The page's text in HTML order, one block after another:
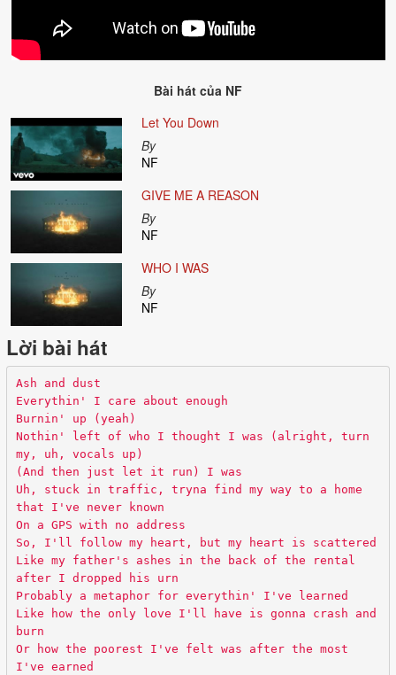
Bài hát của NF
Let You Down
By
NF
GIVE ME A REASON
By
NF
WHO I WAS
By
NF
Lời bài hát
Ash and dust
Everythin' I care about enough
Burnin' up (yeah)
Nothin' left of who I thought I was (alright, turn
my, uh, vocals up)
(And then just let it run) I was
Uh, stuck in traffic, tryna find my way to a home
that I've never known
On a GPS with no address
So, I'll follow my heart, but my heart is scattered
Like my father's ashes in the back of the rental
after I dropped his urn
Probably a metaphor for everythin' I've learned
Like how the only love I'll have is gonna crash and
burn
Or how the poorest I've felt was after the most
I've earned